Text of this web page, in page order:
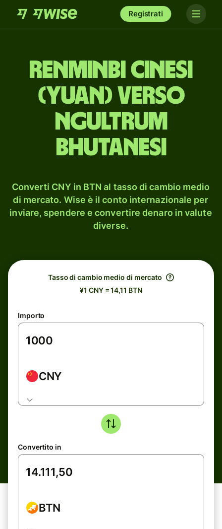
Registrati
renminbi cinesi
(yuan) verso
ngultrum
bhutanesi
Converti CNY in BTN al tasso di cambio medio
di mercato. Wise è il conto internazionale per
inviare, spendere e convertire denaro in valute
diverse.
Tasso di cambio medio di mercato
¥1 CNY = 14,11 BTN
Importo
CNY
Convertito in
BTN